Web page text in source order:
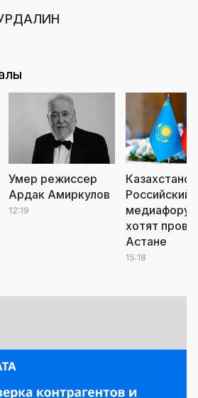
Умер режиссер
Ардак Амиркулов
12:19
Российский
медиафорум
хотят
Астане
15:18